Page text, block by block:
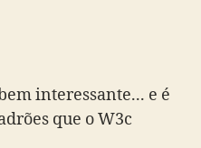
interessante... e é
que o W3c